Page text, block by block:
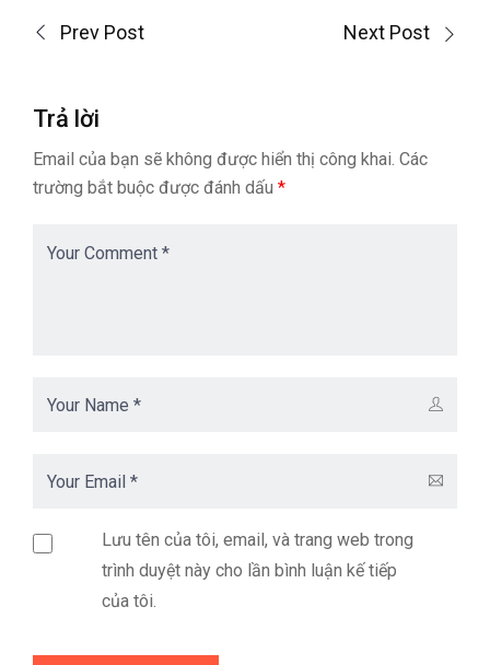
Prev Post Next Post
Trả lời
Email của bạn sẽ không được hiển thị công khai. Các
trường bắt buộc được đánh dấu *
Lưu tên của tôi, email, và trang web trong
trình duyệt này cho lần bình luận kế tiếp
của tôi.